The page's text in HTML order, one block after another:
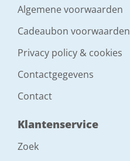
Algemene voorwaarden
Cadeaubon voorwaarden
Privacy policy & cookies
Contactgegevens
Contact
Klantenservice
Zoek